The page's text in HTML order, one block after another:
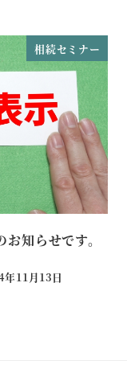
相続セミナー
知らせです。
年11月13日